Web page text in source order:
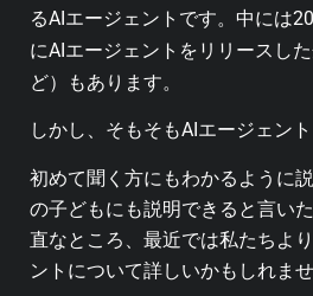
るAIエージェントです。中には
にAIエージェントをリリースし
ど）もあります。
しかし、そもそもAIエージェン
初めて聞く方にもわかるように
の子どもにも説明できると言い
直なところ、最近では私たちよ
ントについて詳しいかもしれませ